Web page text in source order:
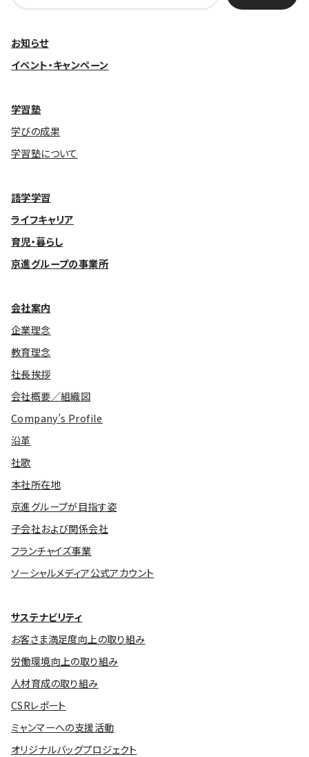
索:
お知らせ
イベント・キャンペーン
学習塾
学びの成果
学習塾について
語学学習
ライフキャリア
育児・暮らし
京進グループの事業所
会社案内
企業理念
教育理念
社長挨拶
会社概要／組織図
Company’s Profile
沿革
社歌
本社所在地
京進グループが目指す姿
子会社および関係会社
フランチャイズ事業
ソーシャルメディア公式アカウント
サステナビリティ
お客さま満足度向上の取り組み
労働環境向上の取り組み
人材育成の取り組み
CSRレポート
ミャンマーへの支援活動
オリジナルバッグプロジェクト